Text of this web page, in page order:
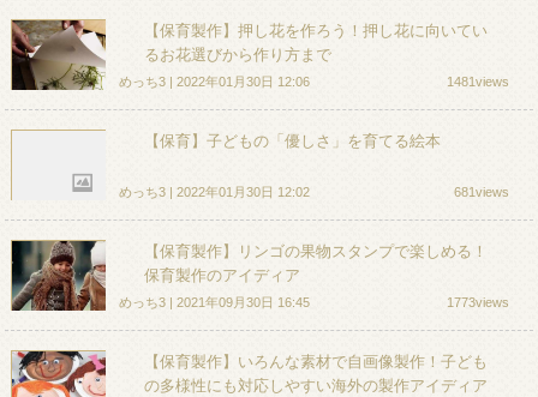
【保育製作】押し花を作ろう！押し花に向いてい
るお花選びから作り方まで
めっち3 | 2022年01月30日 12:06 1481views
【保育】子どもの「優しさ」を育てる絵本
めっち3 | 2022年01月30日 12:02 681views
【保育製作】リンゴの果物スタンプで楽しめる！
保育製作のアイディア
めっち3 | 2021年09月30日 16:45 1773views
【保育製作】いろんな素材で自画像製作！子ども
の多様性にも対応しやすい海外の製作アイディア